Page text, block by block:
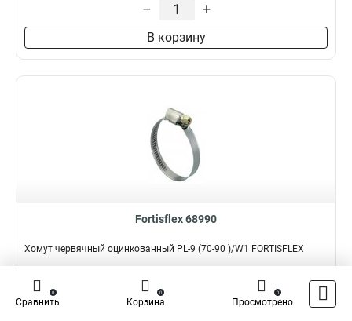
– +
В корзину
Fortisflex 68990
Хомут червячный оцинкованный PL-9 (70-90 )/W1 FORTISFLEX
Подробнее Сравнить
Наличие:
Сравнить
0
Корзина
0
Просмотрено
0